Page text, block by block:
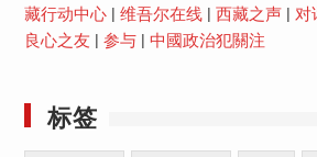
藏行动中心| 维吾尔在线| 西藏之声| 对
良心之友
参与| 中國政治犯關注
标签